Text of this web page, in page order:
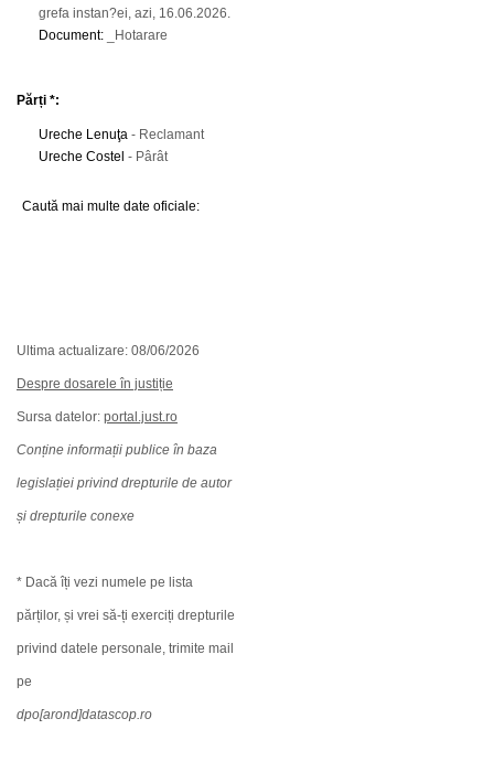
grefa instan?ei, azi, 16.06.2026.
Document: _Hotarare
Părți *:
Ureche Lenuţa - Reclamant
Ureche Costel - Pârât
Caută mai multe date oficiale:
Ultima actualizare: 08/06/2026
Despre dosarele în justiție
Sursa datelor: portal.just.ro
Conține informații publice în baza
legislației privind drepturile de autor
și drepturile conexe
* Dacă îți vezi numele pe lista
părților, și vrei să-ți exerciți drepturile
privind datele personale, trimite mail
pe
dpo[arond]datascop.ro